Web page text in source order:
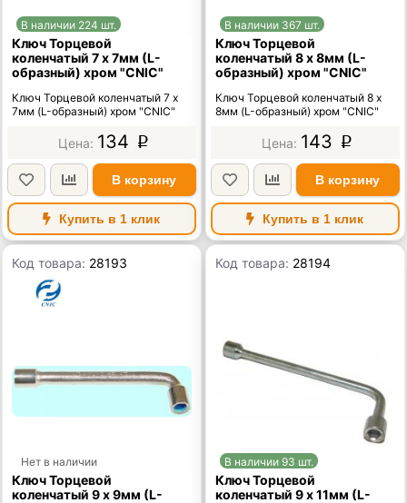
В наличии 224 шт.
Ключ Торцевой
коленчатый 7 х 7мм (L-
образный) хром "CNIC"
Ключ Торцевой коленчатый 7 х
7мм (L-образный) хром "CNIC"
134 p
В корзину
Купить в 1 клик
В наличии 367 шт.
Ключ Торцевой
коленчатый 8 х 8мм (L-
образный) хром "CNIC"
Ключ Торцевой коленчатый 8 х
8мм (L-образный) хром "CNIC"
143 p
В корзину
Купить в 1 клик
Код товара: 28193
Нет в наличии
Ключ Торцевой
коленчатый 9 х 9мм (L-
Код товара: 28194
В наличии 93 шт.
Ключ Торцевой
коленчатый 9 х 11мм (L-